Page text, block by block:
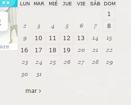
LUN MAR MIÉ JUE VIE SÁB DOM
1
2 3 4 5 6 7 8
9 10 11 12 13 14 15
16 17 18 19 20 21
22
23
24 25 26 27 28
29
30
31
mar